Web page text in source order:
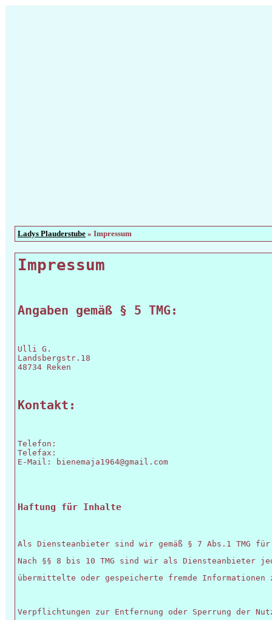
Ladys Plauderstube » Impressum
Impressum
Angaben gemäß § 5 TMG:
Ulli G.
Landsbergstr.18
48734 Reken
Kontakt:
Telefon:
Telefax:
E-Mail: bienemaja1964@gmail.com
Haftung für Inhalte
Als Diensteanbieter sind wir gemäß § 7 Abs.1 TMG
Nach §§ 8 bis 10 TMG sind wir als Diensteanbieter
übermittelte oder gespeicherte fremde
Verpflichtungen zur Entfernung oder Sperrung der